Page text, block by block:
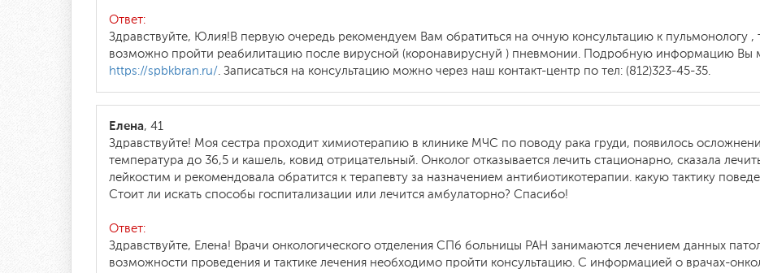
Ответ:
Здравствуйте, Юлия!В первую очередь рекомендуем Вам обратиться на очную консультацию к пульмонологу
возможно пройти реабилитацию после вирусной (коронавируснуй ) пневмонии. Подробную информацию Вы
https://spbkbran.ru/. Записаться на консультацию можно через наш контакт-центр по тел: (812)323-45-35.
Елена, 41
Здравствуйте! Моя сестра проходит химиотерапию в клинике МЧС по поводу рака груди, появилось
температура до 36,5 и кашель, ковид отрицательный. Онколог отказывается лечить стационарно, сказала
лейкостим и рекомендовала обратится к терапевту за назначением антибиотикотерапии. какую тактику
Стоит ли искать способы госпитализации или лечится амбулаторно? Спасибо!
Ответ:
Здравствуйте, Елена! Врачи онкологического отделения СПб больницы РАН занимаются лечением данных
возможности проведения и тактике лечения необходимо пройти консультацию. С информацией о врачах-